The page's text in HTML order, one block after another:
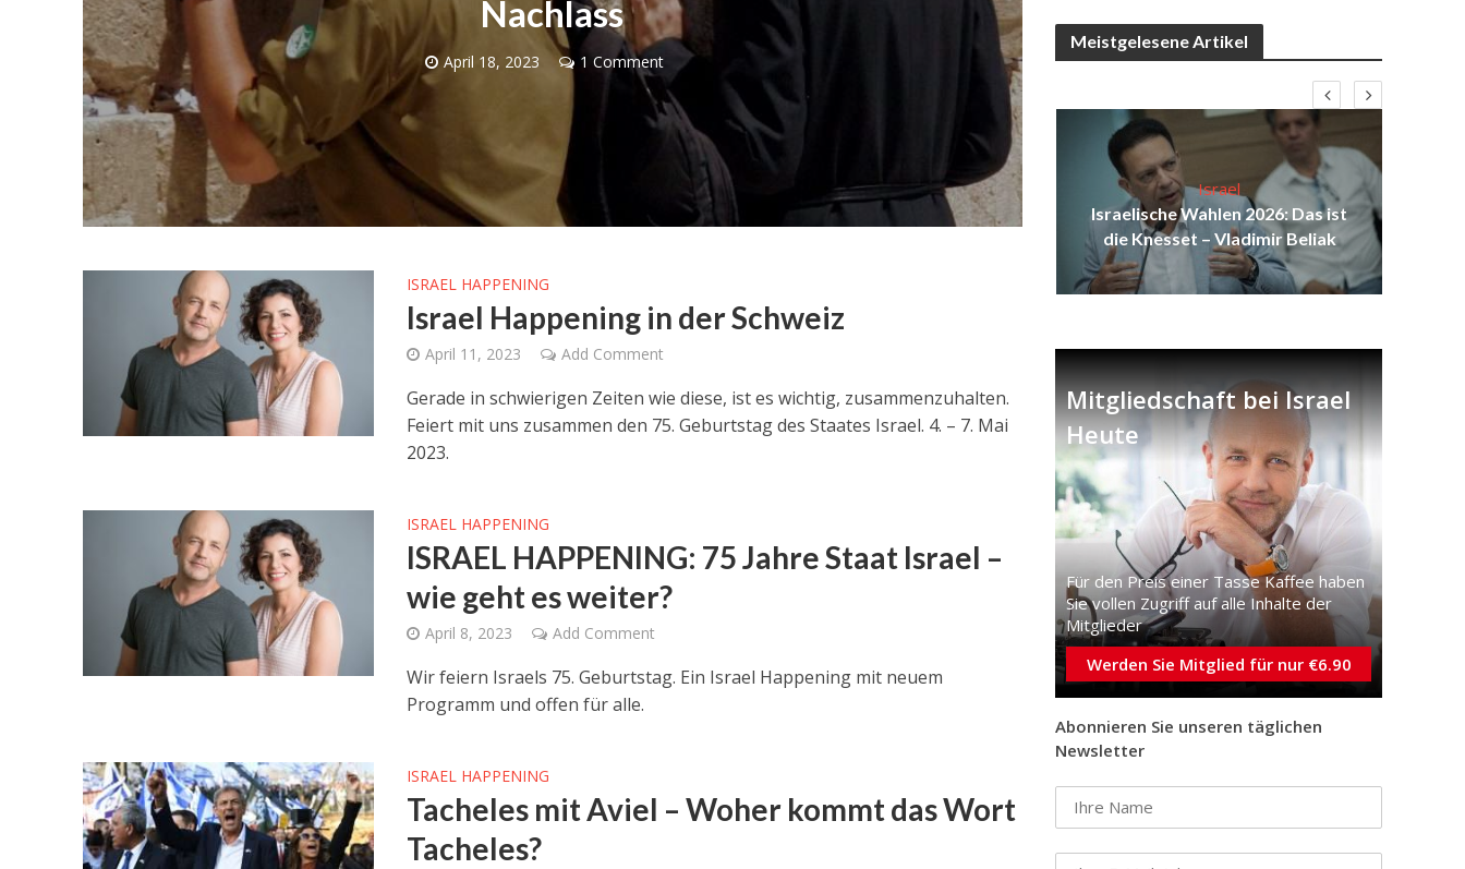
Nachlass
April 18, 2023 1 Comment
ISRAEL HAPPENING
Israel Happening in der Schweiz
April 11, 2023 Add Comment
Gerade in schwierigen Zeiten wie diese, ist es wichtig, zusammenzuhalten.
Feiert mit uns zusammen den 75. Geburtstag des Staates Israel. 4. – 7. Mai
2023.
ISRAEL HAPPENING
ISRAEL HAPPENING: 75 Jahre Staat Israel –
wie geht es weiter?
April 8, 2023 Add Comment
Wir feiern Israels 75. Geburtstag. Ein Israel Happening mit neuem
Programm und offen für alle.
ISRAEL HAPPENING
Tacheles mit Aviel – Woher kommt das Wort
Tacheles?
Meistgelesene Artikel
Israel
Israelische Wahlen 2026: Das ist
Meinungen
„Die Blockade erscheint derzeit
Israel
Israelische Wahlen 2026: Das ist
die Knesset – Vladimir Beliak
Mitgliedschaft bei Israel
Heute
Für den Preis einer Tasse Kaffee haben
Sie vollen Zugriff auf alle Inhalte der
Mitglieder
Werden Sie Mitglied für nur €6.90
Abonnieren Sie unseren täglichen
Newsletter